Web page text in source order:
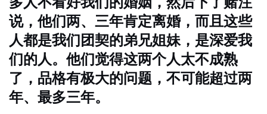
说，他们两、三年肯定离婚，而且这些
人都是我们团契的弟兄姐妹，是深爱我
们的人。他们觉得这两个人太不成熟
了，品格有极大的问题，不可能超过两
年、最多三年。